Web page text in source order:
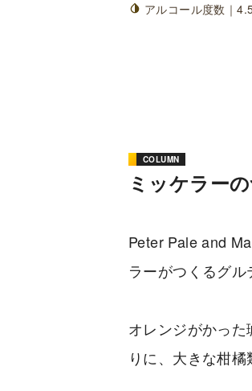
アルコール度数｜
COLUMN
ミッケラー
Peter Pale and
ラーがつくるグル
オレンジがかっ
りに、大きな柑